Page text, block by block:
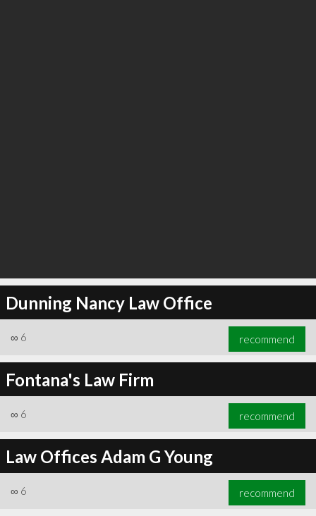
Dunning Nancy Law Office
∞ 6 recommend
Fontana's Law Firm
∞ 6 recommend
Law Offices Adam G Young
∞ 6 recommend